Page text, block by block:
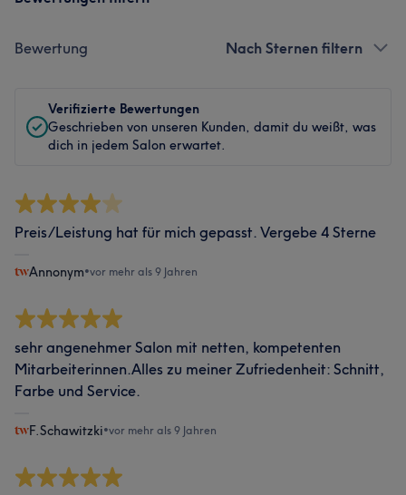
Bewertung Nach Sternen filtern
Verifizierte Bewertungen
Geschrieben von unseren Kunden, damit du weißt, was
dich in jedem Salon erwartet.
Preis/Leistung hat für mich gepasst. Vergebe 4 Sterne
Annonym•vor mehr als 9 Jahren
sehr angenehmer Salon mit netten, kompetenten
Mitarbeiterinnen.Alles zu meiner Zufriedenheit: Schnitt,
Farbe und Service.
F.Schawitzki•vor mehr als 9 Jahren